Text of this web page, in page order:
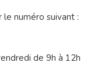
numéro suivant :
de 9h à 12h